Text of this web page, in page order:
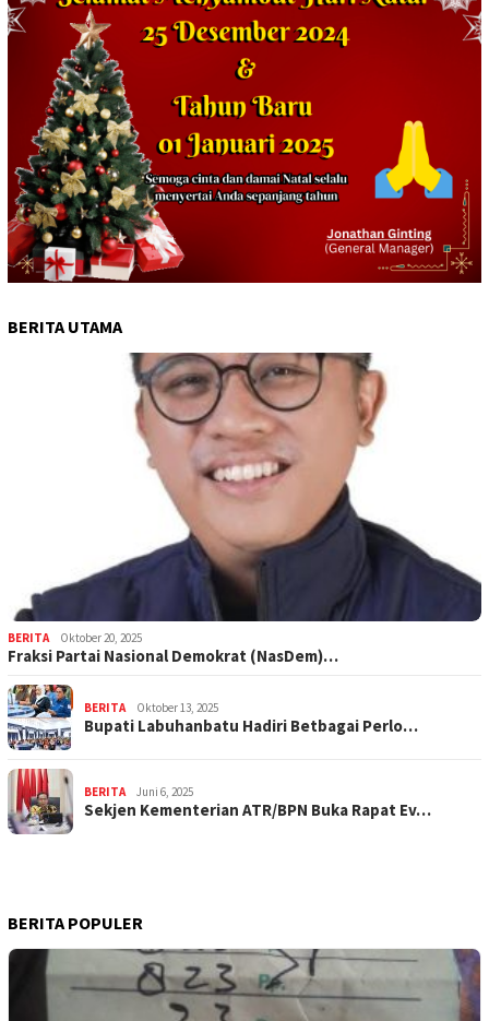
BERITA UTAMA
BERITA Oktober 20, 2025
Fraksi Partai Nasional Demokrat (NasDem)…
BERITA Oktober 13, 2025
Bupati Labuhanbatu Hadiri Betbagai Perlo…
BERITA Juni 6, 2025
Sekjen Kementerian ATR/BPN Buka Rapat Ev…
BERITA POPULER